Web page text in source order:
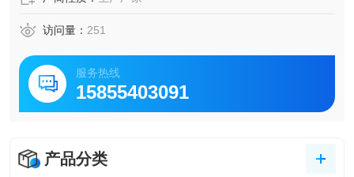
访问量： 251
服务热线
15855403091
产品分类